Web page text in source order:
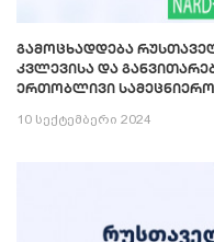
ᲒᲐᲛᲝᲪᲮᲐᲓᲓᲔᲑᲐ
ᲙᲕᲚᲔᲕᲘᲡᲐ ᲓᲐ
ᲔᲠᲗᲝᲑᲚᲘᲕᲘ
10 სექტემბერი 2024